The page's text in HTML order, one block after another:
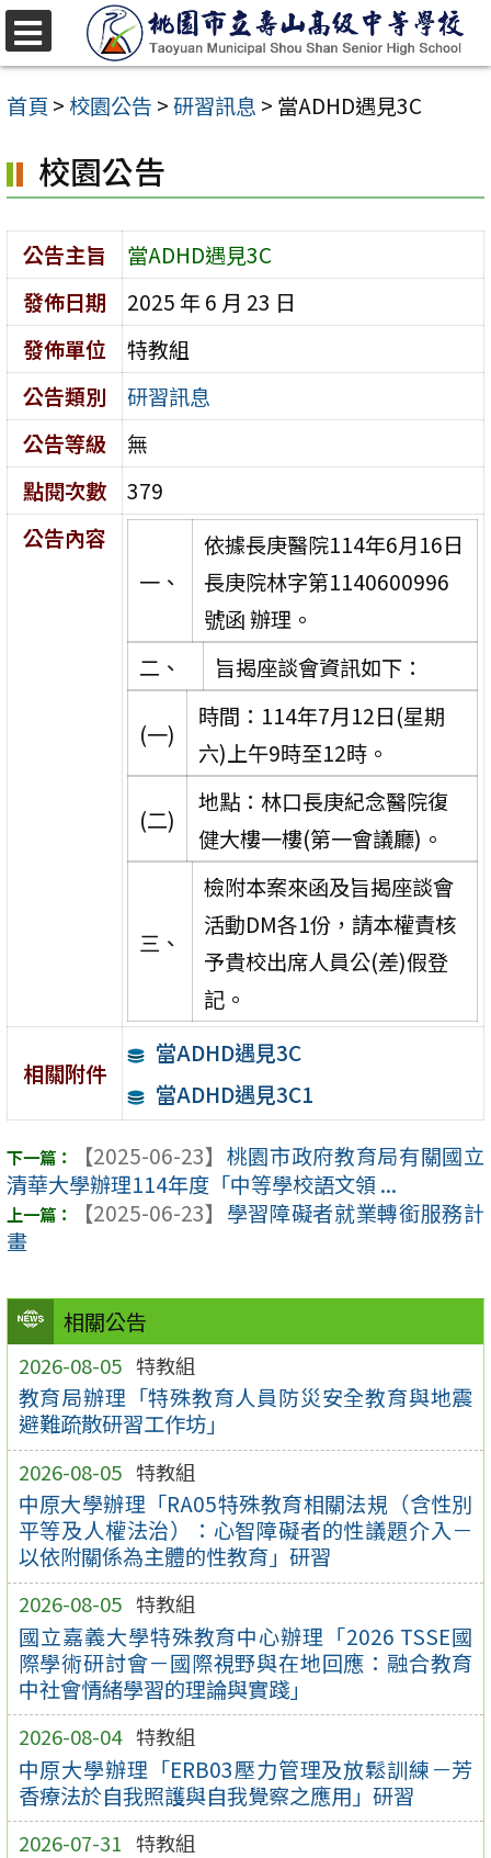
跳
至
主
內
容
區
首頁 >校園公告 >研習訊息 > 當ADHD遇見3C
相關公告
2026-08-05 特教組
教育局辦理「特殊教育人員防災安全教育與地震
避難疏散研習工作坊」
2026-08-05 特教組
中原大學辦理「RA05特殊教育相關法規（含性別
平等及人權法治）：心智障礙者的性議題介入－
以依附關係為主體的性教育」研習
2026-08-05 特教組
國立嘉義大學特殊教育中心辦理「2026 TSSE國
際學術研討會－國際視野與在地回應：融合教育
中社會情緒學習的理論與實踐」
2026-08-04 特教組
中原大學辦理「ERB03壓力管理及放鬆訓練－芳
香療法於自我照護與自我覺察之應用」研習
2026-07-31 特教組
校園公告
公告主旨
當ADHD遇見3C
發佈日期
2025 年 6 月 23 日
發佈單位
特教組
公告類別
研習訊息
公告等級
無
點閱次數
379
公告內容
一、
依據長庚醫院114年6月16日
長庚院林字第1140600996
號函 辦理。
二、
旨揭座談會資訊如下：
(一)
時間：114年7月12日(星期
六)上午9時至12時。
(二)
地點：林口長庚紀念醫院復
健大樓一樓(第一會議廳)。
三、
檢附本案來函及旨揭座談會
活動DM各1份，請本權責核
予貴校出席人員公(差)假登
記。
相關附件
當ADHD遇見3C
當ADHD遇見3C1
【2025-06-23】 桃園市政府教育局有關國立
清華大學辦理114年度「中等學校語文領 ...
【2025-06-23】 學習障礙者就業轉銜服務計
畫
選
單